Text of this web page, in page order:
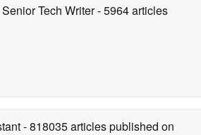
Tech Writer- 5964 articles
- 818035 articles published on